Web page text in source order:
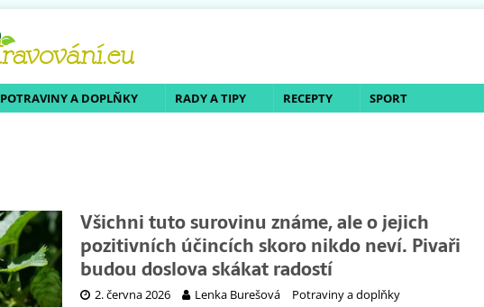
POTRAVINY A DOPLŇKY RADY A TIPY RECEPTY SPORT
Všichni tuto surovinu známe, ale o jejich
pozitivních účincích skoro nikdo neví. Pivaři
budou doslova skákat radostí
2. června 2026 Lenka Burešová Potraviny a doplňky